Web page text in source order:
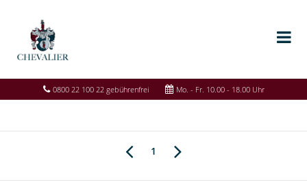
0800 22 100 22 gebührenfrei Mo. - Fr. 10.00 - 18.00 Uhr
1